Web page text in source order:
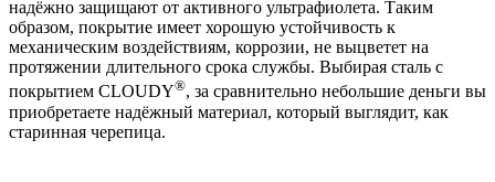
надёжно защищают от активного ультрафиолета. Таким
образом, покрытие имеет хорошую устойчивость к
механическим воздействиям, коррозии, не выцветет на
протяжении длительного срока службы. Выбирая сталь с
покрытием CLOUDY®, за сравнительно небольшие деньги вы
приобретаете надёжный материал, который выглядит, как
старинная черепица.